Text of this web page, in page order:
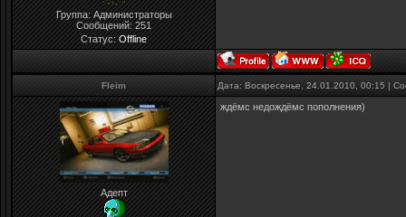
Группа: Администраторы
Сообщений:251
Статус:Offline
Fleim Дата: Воскресенье, 24.01.2010, 00:15 |
Адепт
ждёмс недождёмс пополнения)